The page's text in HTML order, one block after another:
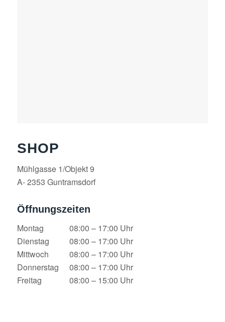
SHOP
Mühlgasse 1/Objekt 9
A- 2353 Guntramsdorf
Öffnungszeiten
Montag
08:00 – 17:00 Uhr
Dienstag
08:00 – 17:00 Uhr
Mittwoch
08:00 – 17:00 Uhr
Donnerstag
08:00 – 17:00 Uhr
Freitag
08:00 – 15:00 Uhr